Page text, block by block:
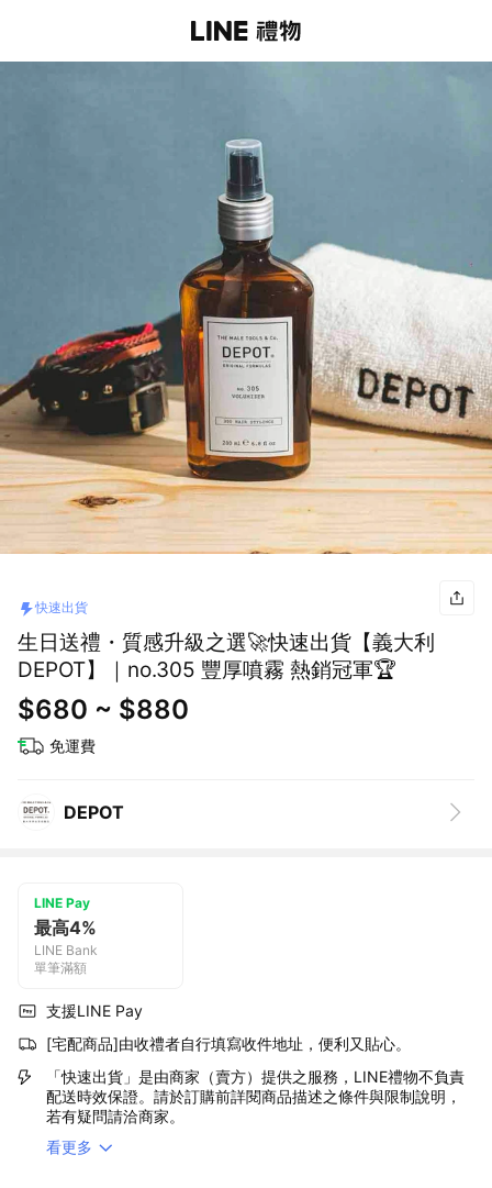
快速出貨
生日送禮・質感升級之選🚀快速出貨【義大利
DEPOT】｜no.305 豐厚噴霧 熱銷冠軍🏆
$680 ~ $880
免運費
DEPOT
LINE Pay
最高4%
LINE Bank
單筆滿額
支援LINE Pay
[宅配商品]由收禮者自行填寫收件地址，便利又貼心。
「快速出貨」是由商家（賣方）提供之服務，LINE禮物不負責
配送時效保證。請於訂購前詳閱商品描述之條件與限制說明，
若有疑問請洽商家。
看更多